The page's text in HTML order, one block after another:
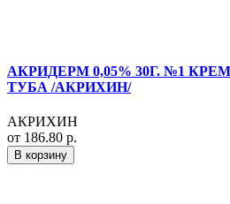
АКРИДЕРМ 0,05% 30Г. №1
ТУБА /АКРИХИН/
АКРИХИН
от 186.80 р.
В корзину